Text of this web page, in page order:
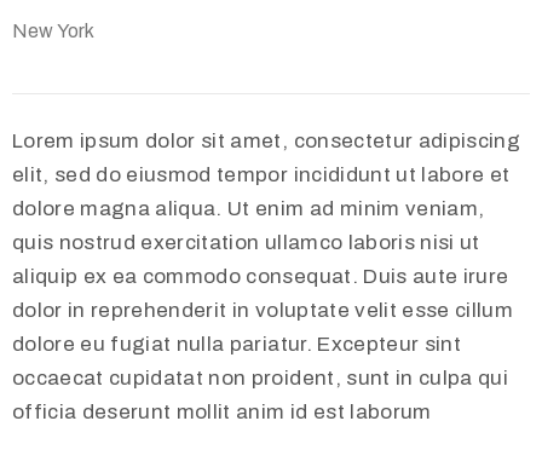
New York
Lorem ipsum dolor sit amet, consectetur adipiscing
elit, sed do eiusmod tempor incididunt ut labore et
dolore magna aliqua. Ut enim ad minim veniam,
quis nostrud exercitation ullamco laboris nisi ut
aliquip ex ea commodo consequat. Duis aute irure
dolor in reprehenderit in voluptate velit esse cillum
dolore eu fugiat nulla pariatur. Excepteur sint
occaecat cupidatat non proident, sunt in culpa qui
officia deserunt mollit anim id est laborum